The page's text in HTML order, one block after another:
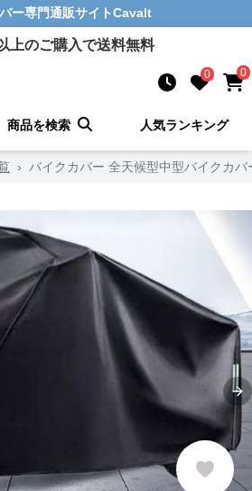
ー専門通販サイトCavalt
上のご購入で送料無料
0 0
商品を検索 人気ランキング
› バイクカバー 全天候型中型バイクカバ